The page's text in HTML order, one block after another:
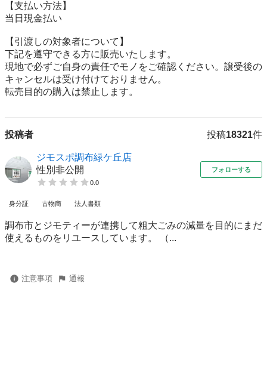
【⽀払い⽅法】
当日現金払い
【引渡しの対象者について】
下記を遵守できる⽅に販売いたします。
現地で必ずご⾃⾝の責任でモノをご確認ください。譲受後の
キャンセルは受け付けておりません。
転売⽬的の購⼊は禁⽌します。
投稿者 投稿18321件
ジモスポ調布緑ケ丘店
性別非公開
0.0
フォローする
身分証 古物商 法人書類
調布市とジモティーが連携して粗⼤ごみの減量を⽬的にまだ
使えるものをリユースしています。 （...
注意事項 通報